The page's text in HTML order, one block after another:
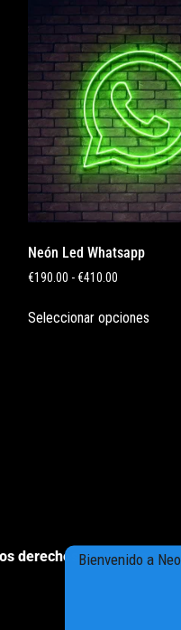
Neón Led Whatsapp
€190.00 -€410.00
Seleccionar opciones
derechos reservados
Bienvenido a